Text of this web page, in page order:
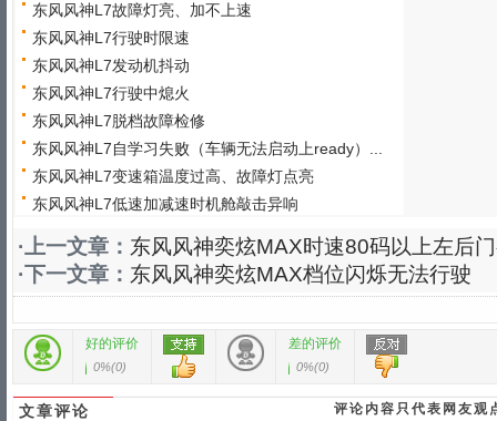
东风风神L7故障灯亮、加不上速
东风风神L7行驶时限速
东风风神L7发动机抖动
东风风神L7行驶中熄火
东风风神L7脱档故障检修
东风风神L7自学习失败（车辆无法启动上ready）...
东风风神L7变速箱温度过高、故障灯点亮
东风风神L7低速加减速时机舱敲击异响
·上一文章： 东风风神奕炫MAX时速80码以上左后
·下一文章： 东风风神奕炫MAX档位闪烁无法行驶
好的评价
0%(0)
差的评价
0%(0)
文章评论 评论内容只代表网友观